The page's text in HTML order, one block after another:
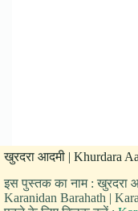
खुरदरा आदमी | Khurdara
इस पुस्तक का नाम :
Karanidan Barahath |